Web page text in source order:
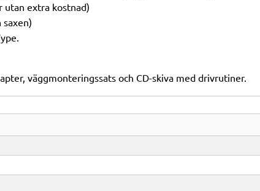
utan extra kostnad)
saxen)
väggmonteringssats och CD-skiva med drivrutiner.